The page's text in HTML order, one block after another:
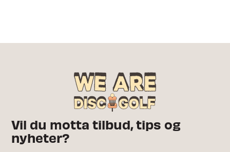
Vil du motta tilbud, tips og
nyheter?